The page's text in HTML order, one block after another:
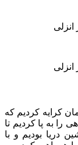
انزلی
انزلی
خانه‌ای قدیمی را با شبی 200000 تومان کرایه کردیم که
را به پا کردیم تا
دریا بودیم و با